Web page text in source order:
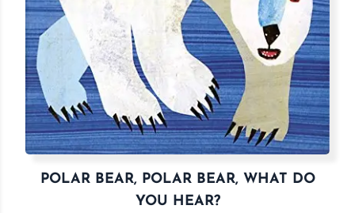
POLAR BEAR, POLAR BEAR, WHAT DO
YOU HEAR?